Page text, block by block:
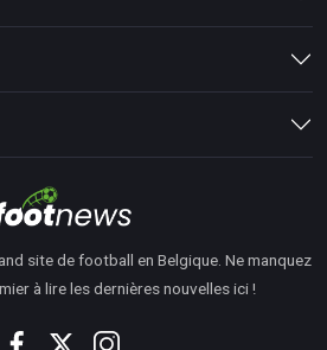
site de football en Belgique. Ne manquez
à lire les dernières nouvelles ici !